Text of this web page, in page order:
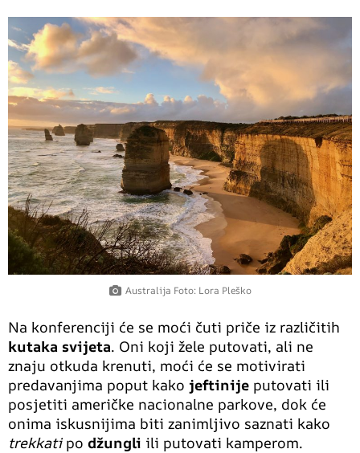
Australija Foto: Lora Pleško
Na konferenciji će se moći čuti priče iz različitih
kutaka svijeta. Oni koji žele putovati, ali ne
znaju otkuda krenuti, moći će se motivirati
predavanjima poput kako jeftinije putovati ili
posjetiti američke nacionalne parkove, dok će
onima iskusnijima biti zanimljivo saznati kako
trekkatipo džungli ili putovati kamperom.